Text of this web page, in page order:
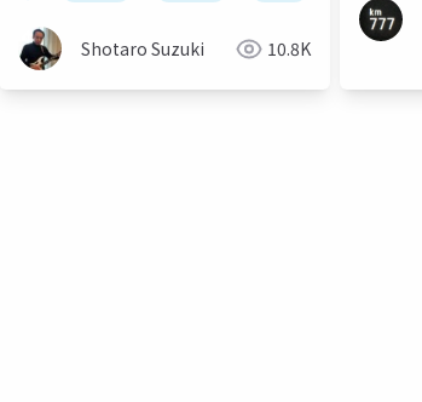
Shotaro Suzuki 10.8K